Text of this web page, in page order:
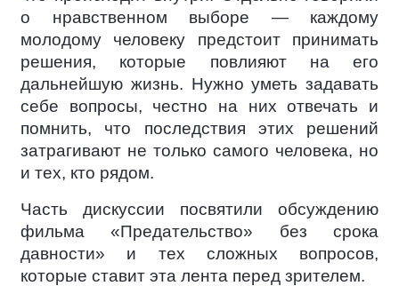
о нравственном выборе — каждому
молодому человеку предстоит принимать
решения, которые повлияют на его
дальнейшую жизнь. Нужно уметь задавать
себе вопросы, честно на них отвечать и
помнить, что последствия этих решений
затрагивают не только самого человека, но
и тех, кто рядом.
Часть дискуссии посвятили обсуждению
фильма «Предательство» без срока
давности» и тех сложных вопросов,
которые ставит эта лента перед зрителем.